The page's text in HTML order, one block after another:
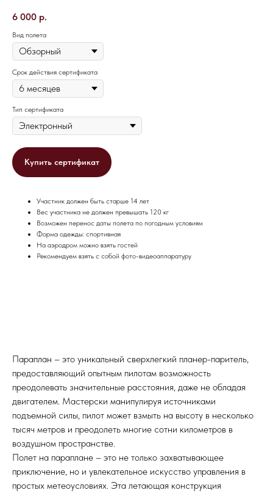
6 000 р.
Вид полета
Срок действия сертификата
Тип сертификата
Купить сертификат
Участник должен быть старше 14 лет
Вес участника не должен превышать 120 кг
Возможен перенос даты полета по погодным условиям
Форма одежды: спортивная
На аэродром можно взять гостей
Рекомендуем взять с собой фото-видеоаппаратуру
Параплан – это уникальный сверхлегкий планер-паритель,
предоставляющий опытным пилотам возможность
преодолевать значительные расстояния, даже не обладая
двигателем. Мастерски манипулируя источниками
подъемной силы, пилот может взмыть на высоту в несколько
тысяч метров и преодолеть многие сотни километров в
воздушном пространстве.
Полет на параплане – это не только захватывающее
приключение, но и увлекательное искусство управления в
простых метеоусловиях. Эта летающая конструкция